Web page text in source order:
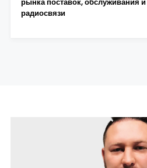
рынка поставок, обслуживания
радиосвязи